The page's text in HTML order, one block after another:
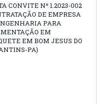
CONVITE Nº 1.2023-002
DE EMPRESA
PARA
EM
EM BOM JESUS DO
PA)